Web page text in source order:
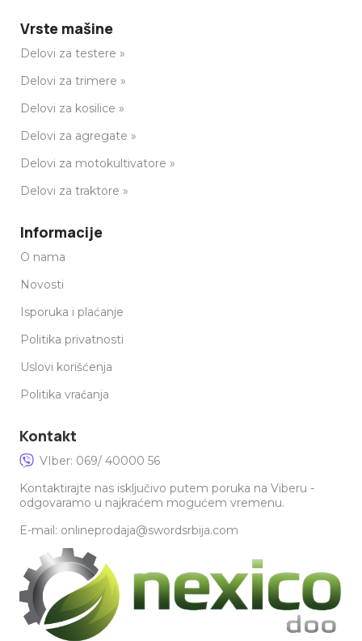
Vrste mašine
Delovi za testere »
Delovi za trimere »
Delovi za kosilice »
Delovi za agregate »
Delovi za motokultivatore »
Delovi za traktore »
Informacije
O nama
Novosti
Isporuka i plaćanje
Politika privatnosti
Uslovi korišćenja
Politika vraćanja
Kontakt
VIber: 069/ 40000 56
Kontaktirajte nas isključivo putem poruka na Viberu -
odgovaramo u najkraćem mogućem vremenu.
E-mail: onlineprodaja@swordsrbija.com